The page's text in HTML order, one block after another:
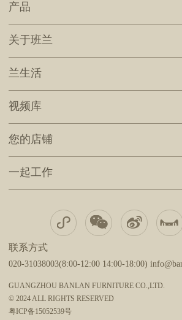
产品
关于班兰
兰生活
视频库
您的店铺
一起工作
联系方式
020-31038003(8:00-12:00 14:00-18:00)
GUANGZHOU BANLAN FURNITURE CO.,LTD.
© 2024 ALL RIGHTS RESERVED
粤ICP备15052539号